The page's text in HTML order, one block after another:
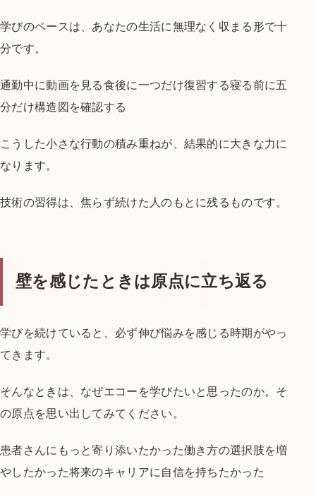
学びのペースは、 あなたの生活に無理なく収まる形で十
分です。
通勤中に動画を見る食後に一つだけ復習する寝る前に五
分だけ構造図を確認する
こうした小さな行動の積み重ねが、 結果的に大きな力に
なります。
技術の習得は、焦らず続けた人のもとに残るものです。
壁を感じたときは原点に立ち返る
学びを続けていると、 必ず伸び悩みを感じる時期がやっ
てきます。
そんなときは、 なぜエコーを学びたいと思ったのか。 そ
の原点を思い出してみてください。
患者さんにもっと寄り添いたかった働き方の選択肢を増
やしたかった将来のキャリアに自信を持ちたかった